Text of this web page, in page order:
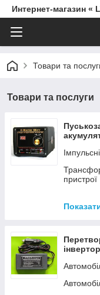
Интернет-магазин «
Товари та
Товари та послуги
пристрої